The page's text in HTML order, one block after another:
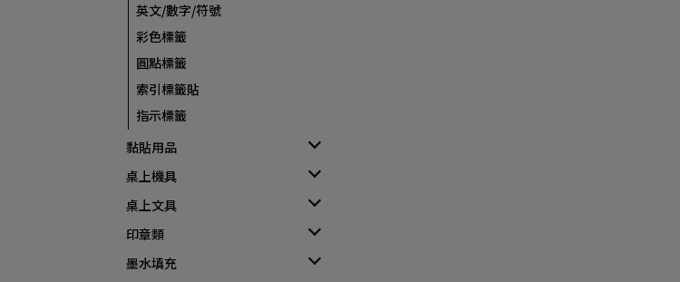
英文/數字/符號
彩色標籤
圓點標籤
索引標籤貼
指示標籤
黏貼用品
桌上機具
桌上文具
印章類
墨水填充